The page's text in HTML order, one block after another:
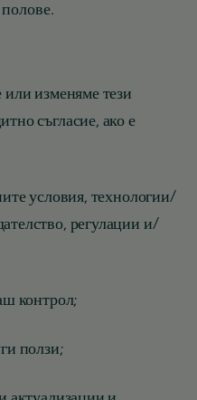
изменяме тези
съгласие, ако е
условия, технологии/
регулации и/
контрол;
ползи;